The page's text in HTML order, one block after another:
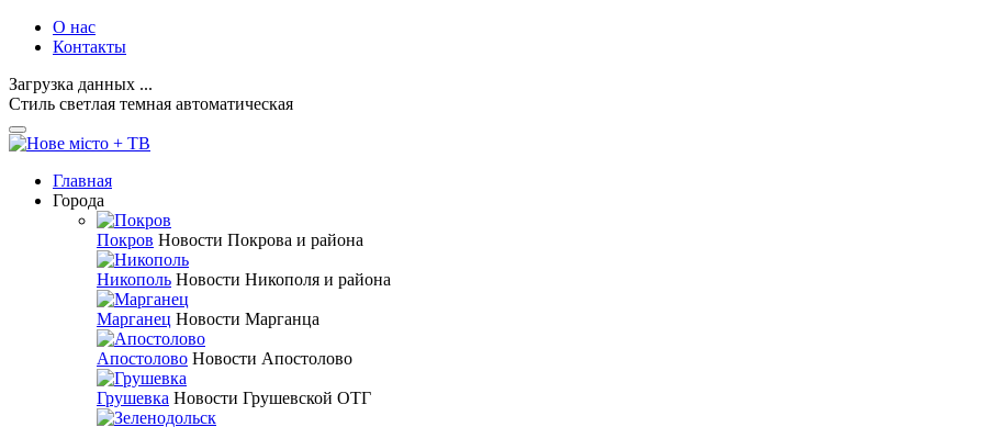
О нас
Контакты
Загрузка данных ...
Стиль светлая темная автоматическая
Главная
Города
Покров Новости Покрова и района
Никополь Новости Никополя и района
Марганец Новости Марганца
Апостолово Новости Апостолово
Грушевка Новости Грушевской ОТГ